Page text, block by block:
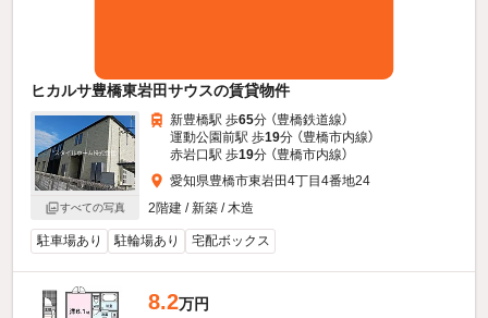
ヒカルサ豊橋東岩田サウスの賃貸物件
すべての写真
新豊橋駅 歩65分 （豊橋鉄道線）
運動公園前駅 歩19分 （豊橋市内線）
赤岩口駅 歩19分 （豊橋市内線）
愛知県豊橋市東岩田4丁目4番地24
2階建 / 新築 / 木造
駐車場あり 駐輪場あり 宅配ボックス
8.2万円